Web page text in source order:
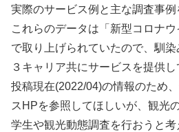
実際のサービス例と主な調査事例
これらのデータは「新型コロナ
で取り上げられていたので、馴染
３キャリア共にサービスを提供し
投稿現在(2022/04)の情報のため
スHPを参照してほしいが、観光
学生や観光動態調査を行おうと